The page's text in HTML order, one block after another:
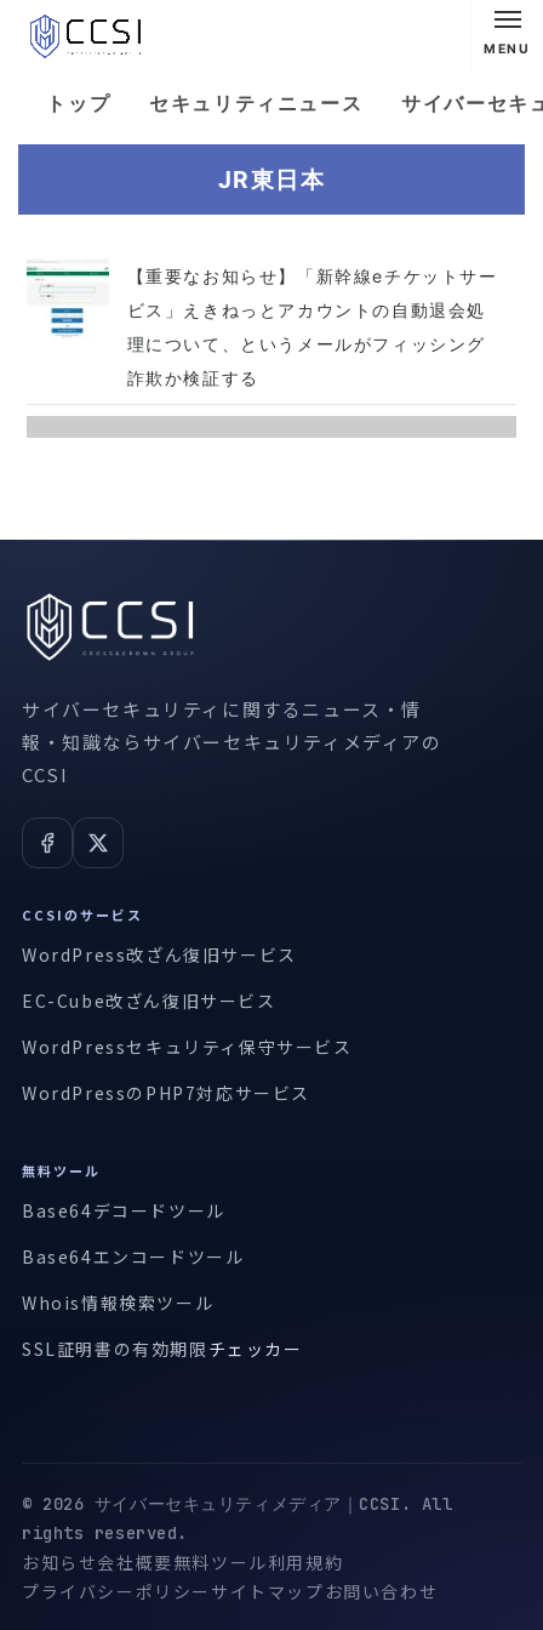
MENU
トップ セキュリティニュース サイバーセキ
JR東日本
【重要なお知らせ】「新幹線eチケットサー
ビス」えきねっとアカウントの自動退会処
理について、というメールがフィッシング
詐欺か検証する
サイバーセキュリティに関するニュース・情
報・知識ならサイバーセキュリティメディアの
CCSI
CCSIのサービス
WordPress改ざん復旧サービス
EC-Cube改ざん復旧サービス
WordPressセキュリティ保守サービス
WordPressのPHP7対応サービス
無料ツール
Base64デコードツール
Base64エンコードツール
Whois情報検索ツール
SSL証明書の有効期限 チェッカー
© 2026 サイバーセキュリティメディア｜CCSI. All
rights reserved.
お知らせ会社概要無料ツール利用規約
プライバシーポリシー サイトマップ お問い合わせ